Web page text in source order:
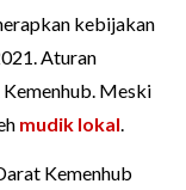
kebijakan
Aturan
Meski
mudik lokal.
Kemenhub